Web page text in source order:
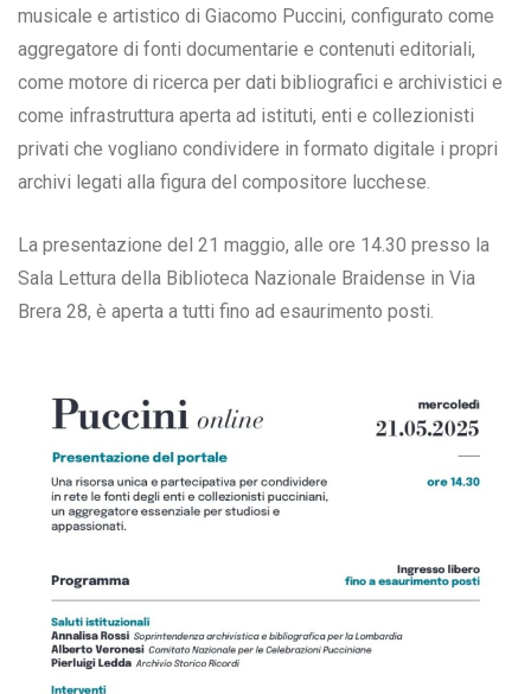
musicale e artistico di Giacomo Puccini, configurato come
aggregatore di fonti documentarie e contenuti editoriali,
come motore di ricerca per dati bibliografici e archivistici e
come infrastruttura aperta ad istituti, enti e collezionisti
privati che vogliano condividere in formato digitale i propri
archivi legati alla figura del compositore lucchese.
La presentazione del 21 maggio, alle ore 14.30 presso la
Sala Lettura della Biblioteca Nazionale Braidense in Via
Brera 28, è aperta a tutti fino ad esaurimento posti.